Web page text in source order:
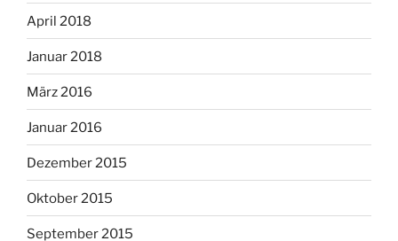
April 2018
Januar 2018
März 2016
Januar 2016
Dezember 2015
Oktober 2015
September 2015